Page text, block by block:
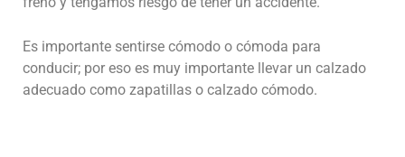
Es importante sentirse cómodo o cómoda para
conducir; por eso es muy importante llevar un calzado
adecuado como zapatillas o calzado cómodo.